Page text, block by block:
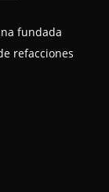
fundada
refacciones